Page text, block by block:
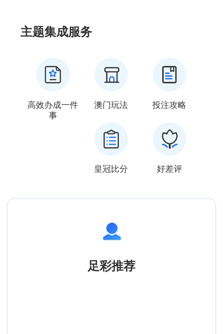
主题集成服务
高效办成一件
事
澳门玩法 投注攻略
皇冠比分 好差评
足彩推荐